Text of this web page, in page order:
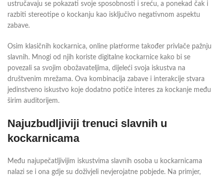
ustručavaju se pokazati svoje sposobnosti i sreću, a ponekad čak i
razbiti stereotipe o kockanju kao isključivo negativnom aspektu
zabave.
Osim klasičnih kockarnica, online platforme također privlače pažnju
slavnih. Mnogi od njih koriste digitalne kockarnice kako bi se
povezali sa svojim obožavateljima, dijeleći svoja iskustva na
društvenim mrežama. Ova kombinacija zabave i interakcije stvara
jedinstveno iskustvo koje dodatno potiče interes za kockanje među
širim auditorijem.
Najuzbudljiviji trenuci slavnih u
kockarnicama
Među najupečatljivijim iskustvima slavnih osoba u kockarnicama
nalazi se i ona gdje su doživjeli nevjerojatne pobjede. Na primjer,